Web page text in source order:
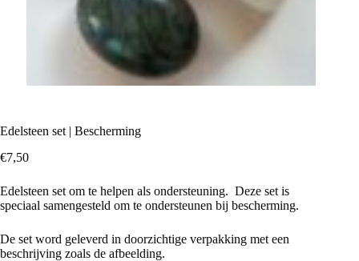
Edelsteen set | Bescherming
€7,50
Edelsteen set om te helpen als ondersteuning. Deze set is
speciaal samengesteld om te ondersteunen bij bescherming.
De set word geleverd in doorzichtige verpakking met een
beschrijving zoals de afbeelding.